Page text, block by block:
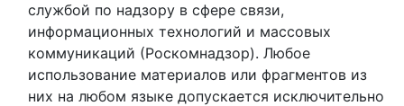
службой по надзору в сфере связи,
информационных технологий и массовых
коммуникаций (Роскомнадзор). Любое
использование материалов или фрагментов из
них на любом языке допускается исключительно